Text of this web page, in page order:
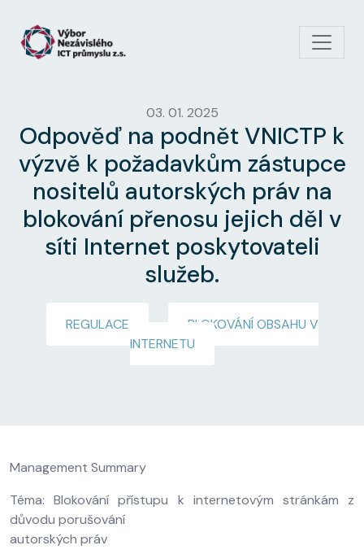
03. 01. 2025
Odpověď na podnět VNICTP k
výzvě k požadavkům zástupce
nositelů autorských práv na
blokování přenosu jejich děl v
síti Internet poskytovateli
služeb.
REGULACE
BLOKOVÁNÍ OBSAHU V
INTERNETU
Management Summary
Téma: Blokování přístupu k internetovým stránkám z
důvodu porušování
autorských práv